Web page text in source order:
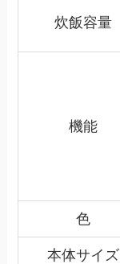
炊飯容量
機能
色
本体サイズ